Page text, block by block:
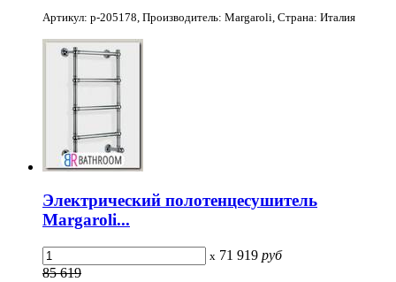
Артикул: p-205178, Производитель: Margaroli, Страна: Италия
Электрический полотенцесушитель
Margaroli...
x 71 919 руб
85 619